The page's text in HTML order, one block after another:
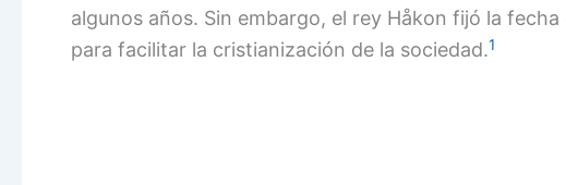
algunos años. Sin embargo, el rey Håkon fijó la
para facilitar la cristianización de la sociedad.1